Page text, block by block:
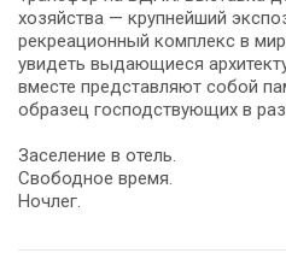
хозяйства — крупнейший
рекреационный комплекс в
увидеть выдающиеся
вместе представляют собой
образец господствующих в
Заселение в отель.
Свободное время.
Ночлег.